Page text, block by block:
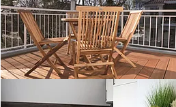
Show larger version for: